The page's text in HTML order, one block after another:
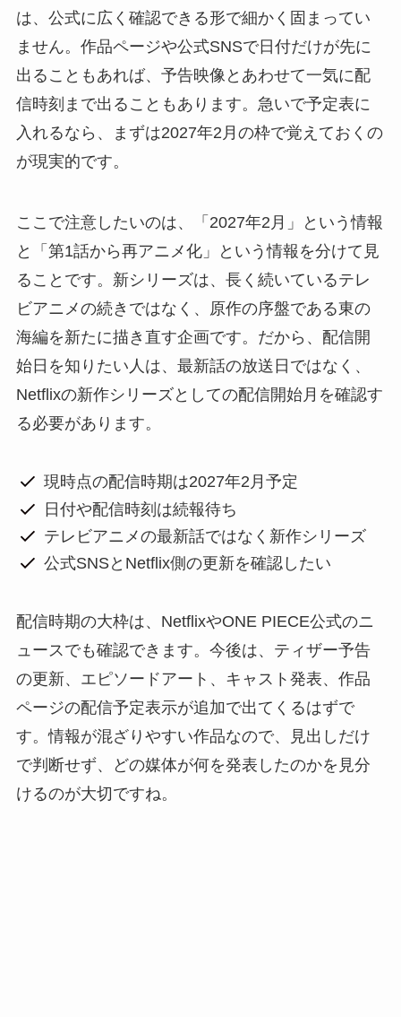
は、公式に広く確認できる形で細かく固まってい
ません。作品ページや公式SNSで日付だけが先に
出ることもあれば、予告映像とあわせて一気に配
信時刻まで出ることもあります。急いで予定表に
入れるなら、まずは2027年2月の枠で覚えておくの
が現実的です。
ここで注意したいのは、「2027年2月」という情報
と「第1話から再アニメ化」という情報を分けて見
ることです。新シリーズは、長く続いているテレ
ビアニメの続きではなく、原作の序盤である東の
海編を新たに描き直す企画です。だから、配信開
始日を知りたい人は、最新話の放送日ではなく、
Netflixの新作シリーズとしての配信開始月を確認す
る必要があります。
現時点の配信時期は2027年2月予定
日付や配信時刻は続報待ち
テレビアニメの最新話ではなく新作シリーズ
公式SNSとNetflix側の更新を確認したい
配信時期の大枠は、NetflixやONE PIECE公式のニ
ュースでも確認できます。今後は、ティザー予告
の更新、エピソードアート、キャスト発表、作品
ページの配信予定表示が追加で出てくるはずで
す。情報が混ざりやすい作品なので、見出しだけ
で判断せず、どの媒体が何を発表したのかを見分
けるのが大切ですね。